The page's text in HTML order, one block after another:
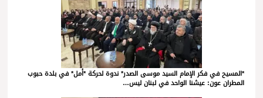
*المسيح في فكر الإمام السيد موسى الصدر* ندوة لحركة *أمل* في بلدة حبوب
المطران عون: عيشنا الواحد في لبنان ليس…